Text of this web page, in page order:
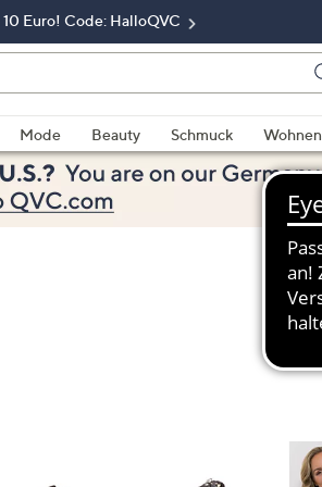
Euro! Code: HalloQVC
Mode Beauty Schmuck Wohnen